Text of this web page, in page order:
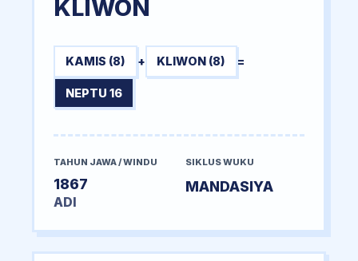
KLIWON
KAMIS (8) + KLIWON (8) =
NEPTU 16
TAHUN JAWA / WINDU
1867
ADI
SIKLUS WUKU
MANDASIYA